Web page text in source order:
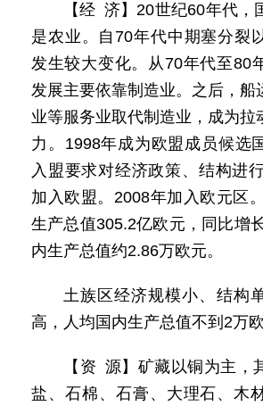
【经 济】20世纪60年代，
是农业。自70年代中期塞分裂
发生较大变化。从70年代至80
发展主要依靠制造业。之后，船
业等服务业取代制造业，成为拉
力。1998年成为欧盟成员候选
入盟要求对经济政策、结构进
加入欧盟。2008年加入欧元区
生产总值305.2亿欧元，同比增
内生产总值约2.86万欧元。
土族区经济规模小、结构
高，人均国内生产总值不到2万欧
【资 源】矿藏以铜为主，
盐、石棉、石膏、大理石、木